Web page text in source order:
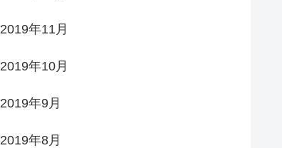
2019年11月
2019年10月
2019年9月
2019年8月